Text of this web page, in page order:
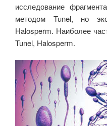
исследование
методом Tunel, но
Halosperm. Наиболее
Tunel, Halosperm.